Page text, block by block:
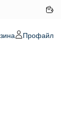
Профайл